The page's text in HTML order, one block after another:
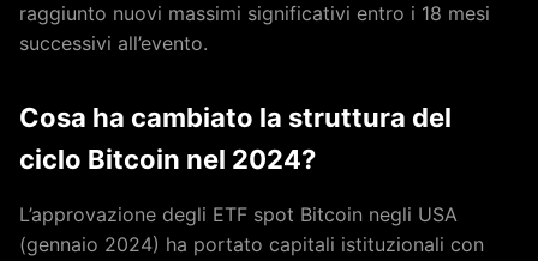
raggiunto nuovi massimi significativi entro i 18 mesi
successivi all’evento.
Cosa ha cambiato la struttura del
ciclo Bitcoin nel 2024?
L’approvazione degli ETF spot Bitcoin negli USA
(gennaio 2024) ha portato capitali istituzionali con